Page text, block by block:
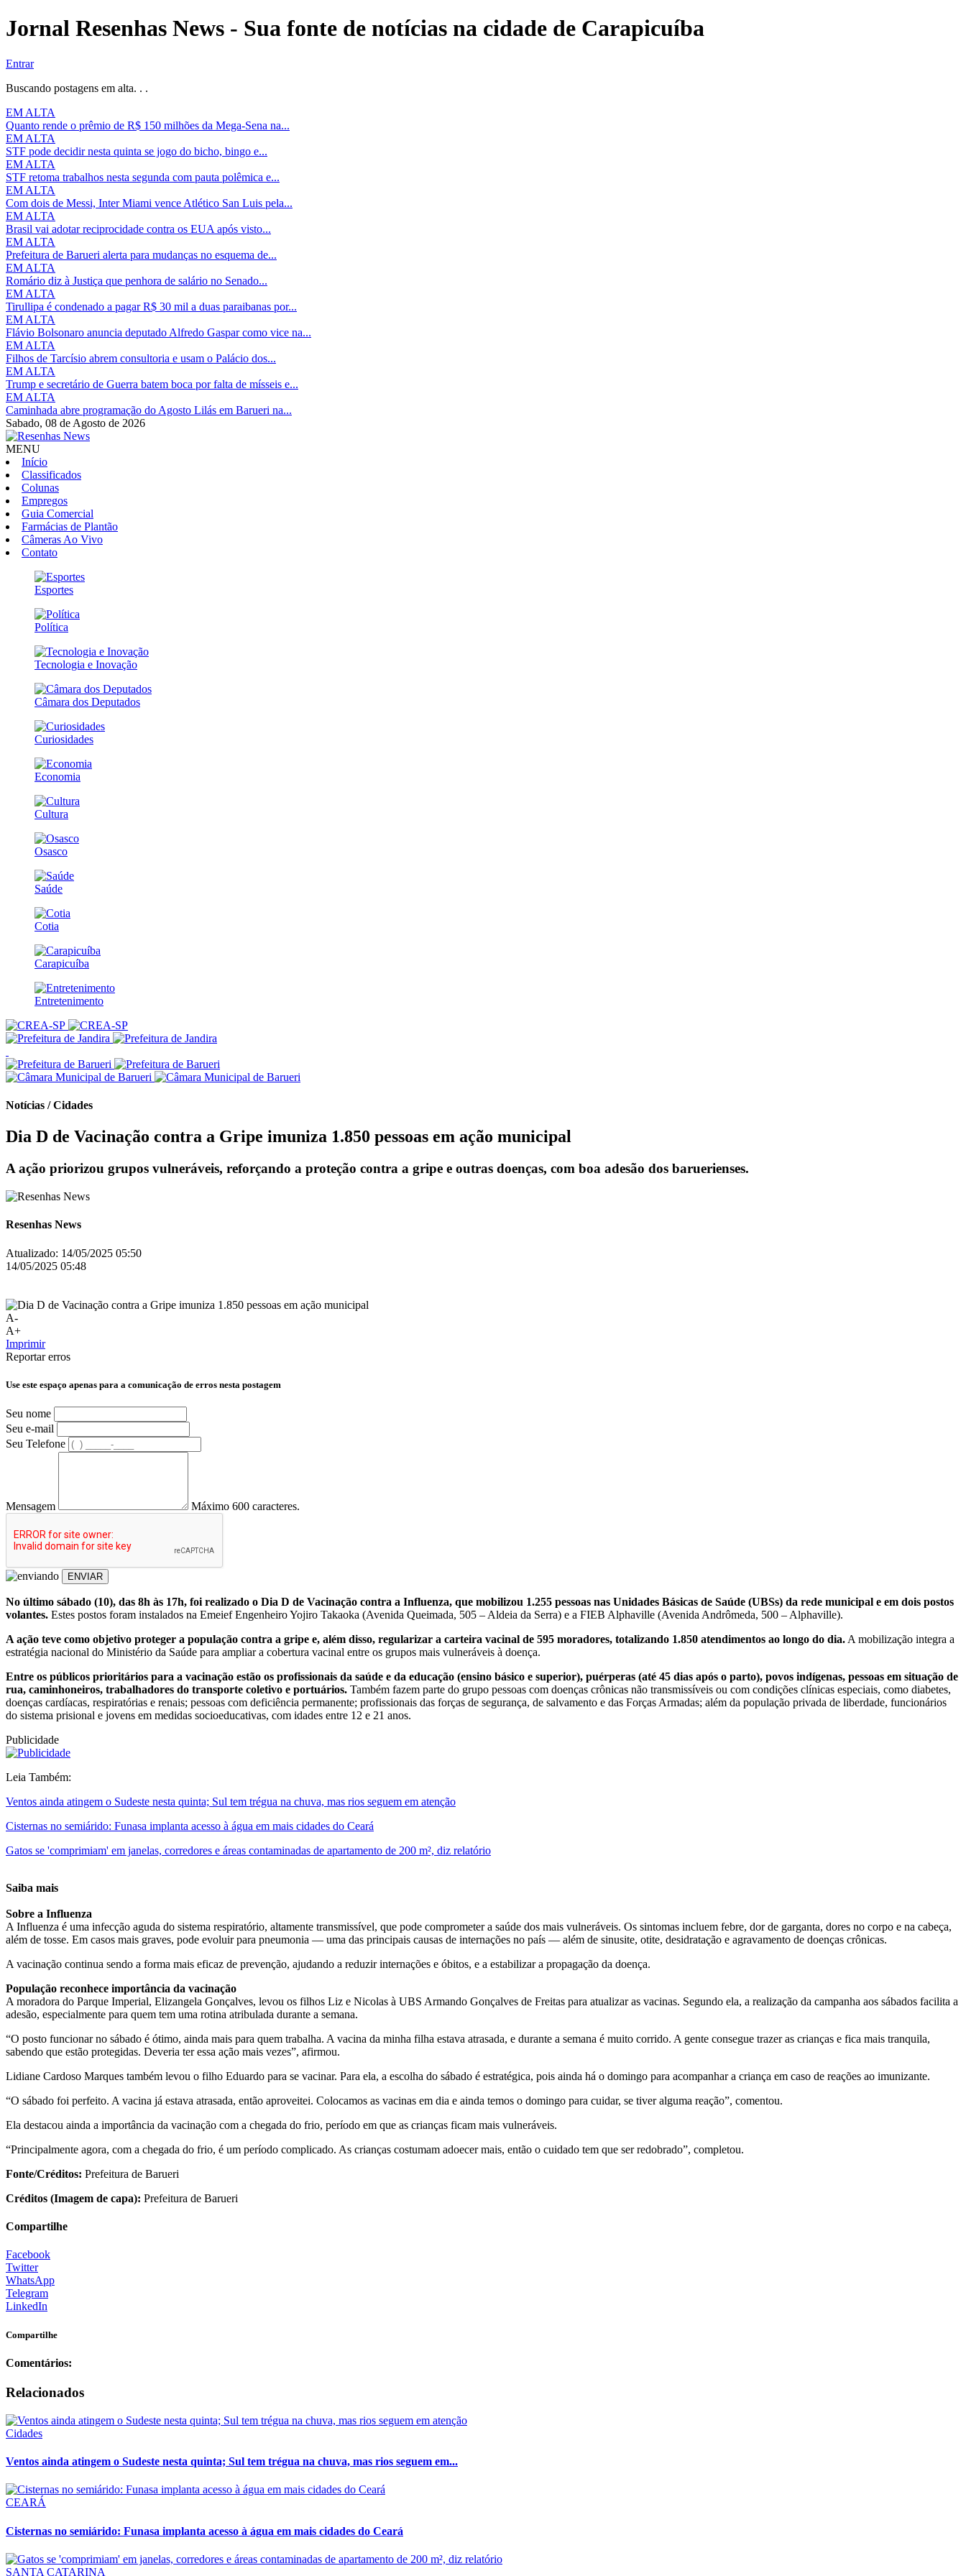
Jornal Resenhas News - Sua fonte de notícias na cidade de Carapicuíba
Entrar
Buscando postagens em alta. . .
EM ALTA
Quanto rende o prêmio de R$ 150 milhões da Mega-Sena na...
EM ALTA
STF pode decidir nesta quinta se jogo do bicho, bingo e...
EM ALTA
STF retoma trabalhos nesta segunda com pauta polêmica e...
EM ALTA
Com dois de Messi, Inter Miami vence Atlético San Luis pela...
EM ALTA
Brasil vai adotar reciprocidade contra os EUA após visto...
EM ALTA
Prefeitura de Barueri alerta para mudanças no esquema de...
EM ALTA
Romário diz à Justiça que penhora de salário no Senado...
EM ALTA
Tirullipa é condenado a pagar R$ 30 mil a duas paraibanas por...
EM ALTA
Flávio Bolsonaro anuncia deputado Alfredo Gaspar como vice na...
EM ALTA
Filhos de Tarcísio abrem consultoria e usam o Palácio dos...
EM ALTA
Trump e secretário de Guerra batem boca por falta de mísseis e...
EM ALTA
Caminhada abre programação do Agosto Lilás em Barueri na...
Sabado, 08 de Agosto de 2026
MENU
Início
Classificados
Colunas
Empregos
Guia Comercial
Farmácias de Plantão
Câmeras Ao Vivo
Contato
Esportes
Política
Tecnologia e Inovação
Câmara dos Deputados
Curiosidades
Economia
Cultura
Osasco
Saúde
Cotia
Carapicuíba
Entretenimento
Notícias / Cidades
Dia D de Vacinação contra a Gripe imuniza 1.850 pessoas em ação municipal
A ação priorizou grupos vulneráveis, reforçando a proteção contra a gripe e outras doenças, com boa adesão dos baruerienses.
Resenhas News
Atualizado: 14/05/2025 05:50
14/05/2025 05:48
A-
A+
Imprimir
Reportar erros
Use este espaço apenas para a comunicação de erros nesta postagem
Seu nome
Seu e-mail
Seu Telefone
Mensagem Máximo 600 caracteres.
ENVIAR
No último sábado (10), das 8h às 17h, foi realizado o Dia D de Vacinação contra a Influenza, que mobilizou 1.255 pessoas nas Unidades Básicas de Saúde (UBSs) da rede municipal e em dois postos
volantes. Estes postos foram instalados na Emeief Engenheiro Yojiro Takaoka (Avenida Queimada, 505 – Aldeia da Serra) e a FIEB Alphaville (Avenida Andrômeda, 500 – Alphaville).
A ação teve como objetivo proteger a população contra a gripe e, além disso, regularizar a carteira vacinal de 595 moradores, totalizando 1.850 atendimentos ao longo do dia. A mobilização integra a
estratégia nacional do Ministério da Saúde para ampliar a cobertura vacinal entre os grupos mais vulneráveis à doença.
Entre os públicos prioritários para a vacinação estão os profissionais da saúde e da educação (ensino básico e superior), puérperas (até 45 dias após o parto), povos indígenas, pessoas em situação de
rua, caminhoneiros, trabalhadores do transporte coletivo e portuários. Também fazem parte do grupo pessoas com doenças crônicas não transmissíveis ou com condições clínicas especiais, como diabetes,
doenças cardíacas, respiratórias e renais; pessoas com deficiência permanente; profissionais das forças de segurança, de salvamento e das Forças Armadas; além da população privada de liberdade, funcionários
do sistema prisional e jovens em medidas socioeducativas, com idades entre 12 e 21 anos.
Publicidade
Leia Também:
Ventos ainda atingem o Sudeste nesta quinta; Sul tem trégua na chuva, mas rios seguem em atenção
Cisternas no semiárido: Funasa implanta acesso à água em mais cidades do Ceará
Gatos se 'comprimiam' em janelas, corredores e áreas contaminadas de apartamento de 200 m², diz relatório
Saiba mais
Sobre a Influenza
A Influenza é uma infecção aguda do sistema respiratório, altamente transmissível, que pode comprometer a saúde dos mais vulneráveis. Os sintomas incluem febre, dor de garganta, dores no corpo e na cabeça,
além de tosse. Em casos mais graves, pode evoluir para pneumonia — uma das principais causas de internações no país — além de sinusite, otite, desidratação e agravamento de doenças crônicas.
A vacinação continua sendo a forma mais eficaz de prevenção, ajudando a reduzir internações e óbitos, e a estabilizar a propagação da doença.
População reconhece importância da vacinação
A moradora do Parque Imperial, Elizangela Gonçalves, levou os filhos Liz e Nicolas à UBS Armando Gonçalves de Freitas para atualizar as vacinas. Segundo ela, a realização da campanha aos sábados facilita a
adesão, especialmente para quem tem uma rotina atribulada durante a semana.
“O posto funcionar no sábado é ótimo, ainda mais para quem trabalha. A vacina da minha filha estava atrasada, e durante a semana é muito corrido. A gente consegue trazer as crianças e fica mais tranquila,
sabendo que estão protegidas. Deveria ter essa ação mais vezes”, afirmou.
Lidiane Cardoso Marques também levou o filho Eduardo para se vacinar. Para ela, a escolha do sábado é estratégica, pois ainda há o domingo para acompanhar a criança em caso de reações ao imunizante.
“O sábado foi perfeito. A vacina já estava atrasada, então aproveitei. Colocamos as vacinas em dia e ainda temos o domingo para cuidar, se tiver alguma reação”, comentou.
Ela destacou ainda a importância da vacinação com a chegada do frio, período em que as crianças ficam mais vulneráveis.
“Principalmente agora, com a chegada do frio, é um período complicado. As crianças costumam adoecer mais, então o cuidado tem que ser redobrado”, completou.
Fonte/Créditos: Prefeitura de Barueri
Créditos (Imagem de capa): Prefeitura de Barueri
Compartilhe
Facebook
Twitter
WhatsApp
Telegram
LinkedIn
Compartilhe
Comentários:
Relacionados
Cidades
Ventos ainda atingem o Sudeste nesta quinta; Sul tem trégua na chuva, mas rios seguem em...
CEARÁ
Cisternas no semiárido: Funasa implanta acesso à água em mais cidades do Ceará
SANTA CATARINA